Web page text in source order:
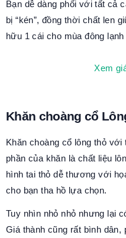
Bạn dễ dàng phối với tất cả
bị “kén”, đồng thời chất len
hữu 1 cái cho mùa đông lạnh
Xem
Khăn choàng cổ
Khăn choàng cổ lông thỏ
phần của khăn là chất liệu
hình tai thỏ dễ thương với
cho bạn tha hồ lựa chọn.
Tuy nhìn nhỏ nhỏ nhưng lại
Giá thành cũng rất bình